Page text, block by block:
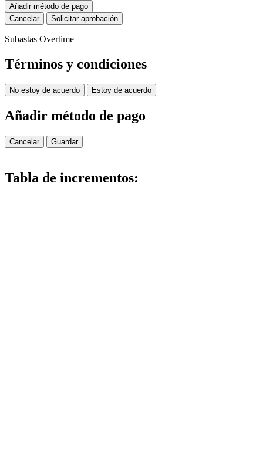
Añadir método de pago
Cancelar
Solicitar aprobación
Subastas Overtime
Términos y condiciones
No estoy de acuerdo Estoy de acuerdo
Añadir método de pago
Cancelar Guardar
Tabla de incrementos: